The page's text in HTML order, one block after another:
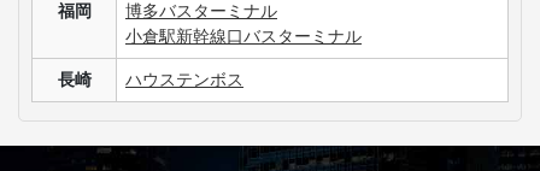
福岡
博多バスターミナル
小倉駅新幹線口バスターミナル
長崎 ハウステンボス